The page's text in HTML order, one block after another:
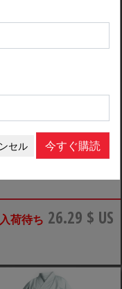
Genesport Karate
入荷待ち 26.29 $ US
セル 今すぐ購読